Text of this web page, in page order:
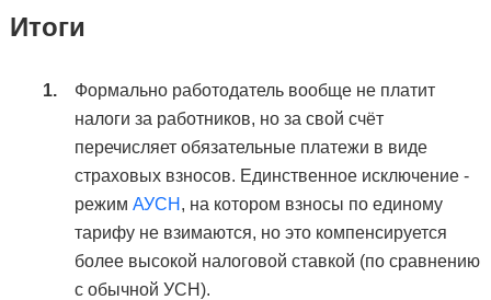
Итоги
Формально работодатель вообще не платит
налоги за работников, но за свой счёт
перечисляет обязательные платежи в виде
страховых взносов. Единственное исключение -
режим АУСН , на котором взносы по единому
тарифу не взимаются, но это компенсируется
более высокой налоговой ставкой (по сравнению
с обычной УСН).